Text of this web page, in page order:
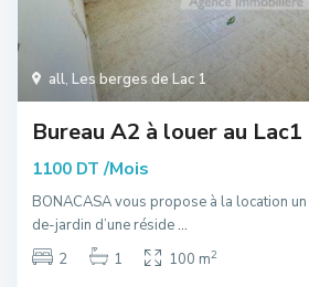
all, Les berges de Lac 1
Bureau A2 à louer au Lac1
1100 DT /Mois
BONACASA vous propose à la location
de-jardin d’une réside...
2
1 100 m2